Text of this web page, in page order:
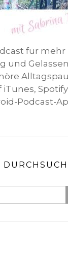
für mehr
und
iTunes,
Podcast-